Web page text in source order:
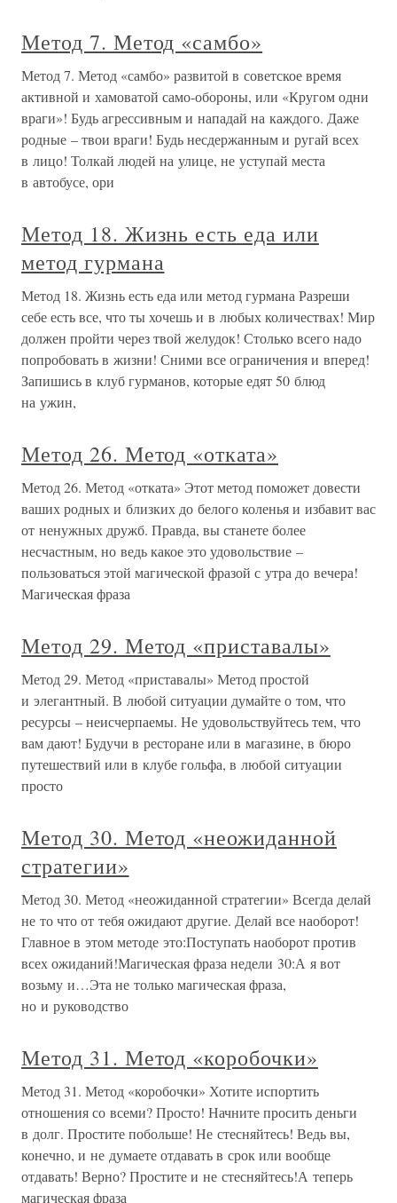
Метод 7. Метод «самбо»
Метод 7. Метод «самбо» развитой в советское время
активной и хамоватой само-обороны, или «Кругом одни
враги»! Будь агрессивным и нападай на каждого. Даже
родные – твои враги! Будь несдержанным и ругай всех
в лицо! Толкай людей на улице, не уступай места
в автобусе, ори
Метод 18. Жизнь есть еда или
метод гурмана
Метод 18. Жизнь есть еда или метод гурмана Разреши
себе есть все, что ты хочешь и в любых количествах! Мир
должен пройти через твой желудок! Столько всего надо
попробовать в жизни! Сними все ограничения и вперед!
Запишись в клуб гурманов, которые едят 50 блюд
на ужин,
Метод 26. Метод «отката»
Метод 26. Метод «отката» Этот метод поможет довести
ваших родных и близких до белого коленья и избавит вас
от ненужных дружб. Правда, вы станете более
несчастным, но ведь какое это удовольствие –
пользоваться этой магической фразой с утра до вечера!
Магическая фраза
Метод 29. Метод «приставалы»
Метод 29. Метод «приставалы» Метод простой
и элегантный. В любой ситуации думайте о том, что
ресурсы – неисчерпаемы. Не удовольствуйтесь тем, что
вам дают! Будучи в ресторане или в магазине, в бюро
путешествий или в клубе гольфа, в любой ситуации
просто
Метод 30. Метод «неожиданной
стратегии»
Метод 30. Метод «неожиданной стратегии» Всегда делай
не то что от тебя ожидают другие. Делай все наоборот!
Главное в этом методе это:Поступать наоборот против
всех ожиданий!Магическая фраза недели 30:А я вот
возьму и…Эта не только магическая фраза,
но и руководство
Метод 31. Метод «коробочки»
Метод 31. Метод «коробочки» Хотите испортить
отношения со всеми? Просто! Начните просить деньги
в долг. Простите побольше! Не стесняйтесь! Ведь вы,
конечно, и не думаете отдавать в срок или вообще
отдавать! Верно? Простите и не стесняйтесь!А теперь
магическая фраза